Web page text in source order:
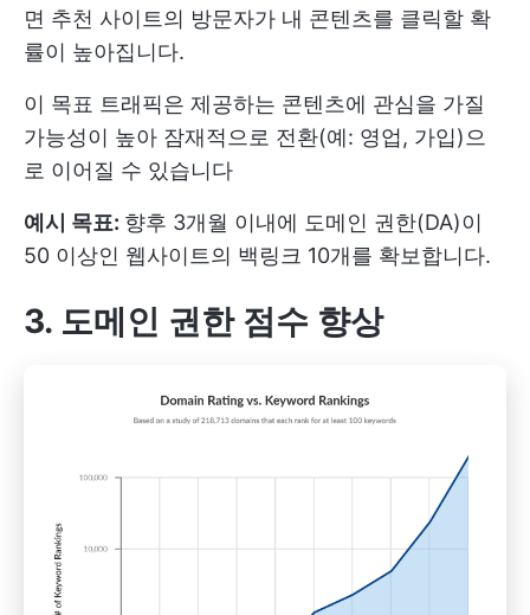
면 추천 사이트의 방문자가 내 콘텐츠를 클릭할 확
률이 높아집니다.
이 목표 트래픽은 제공하는 콘텐츠에 관심을 가질
가능성이 높아 잠재적으로 전환(예: 영업, 가입)으
로 이어질 수 있습니다
예시 목표: 향후 3개월 이내에 도메인 권한(DA)이
50 이상인 웹사이트의 백링크 10개를 확보합니다.
3. 도메인 권한 점수 향상